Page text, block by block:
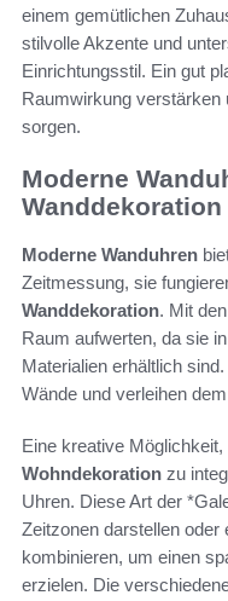
einem gemütlichen
stilvolle Akzente und
Einrichtungsstil. Ein gut
Raumwirkung verstärken
sorgen.
Moderne
Wanddekoration
Moderne Wanduhren
Zeitmessung, sie
Wanddekoration. Mit
Raum aufwerten, da sie
Materialien erhältlich
Wände und verleihen
Eine kreative Möglichkeit,
Wohndekoration zu
Uhren. Diese Art der
Zeitzonen darstellen
kombinieren, um einen
erzielen. Die